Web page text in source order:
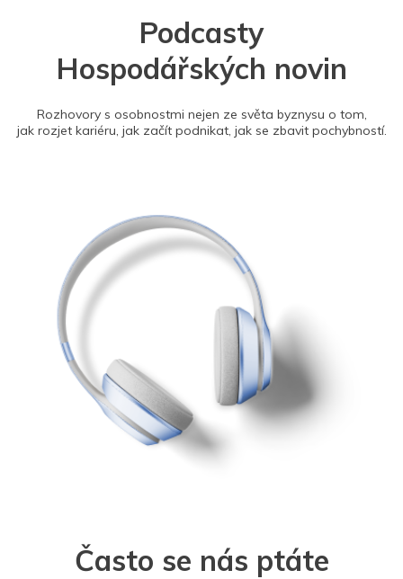
Podcasty
Hospodářských novin
Rozhovory s osobnostmi nejen ze světa byznysu o tom,
jak rozjet kariéru, jak začít podnikat, jak se zbavit pochybností.
Často se nás ptáte